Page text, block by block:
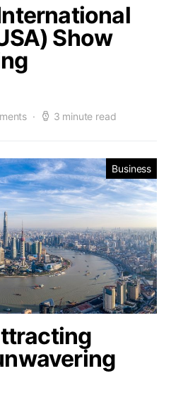
Show
3 minute read
Business